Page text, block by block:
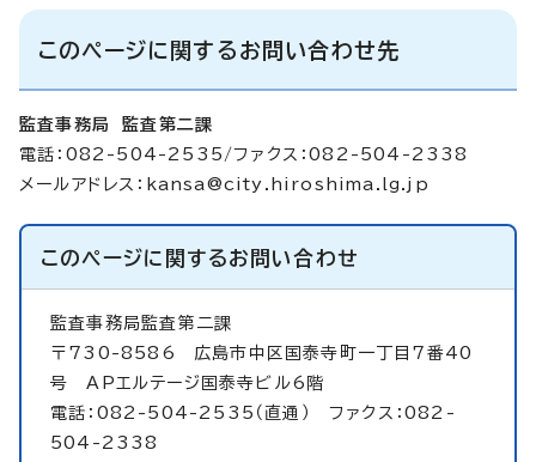
このページに関するお問い合わせ先
監査事務局 監査第二課
電話：082-504-2535/ファクス：082-504-2338
メールアドレス： kansa@city.hiroshima.lg.jp
このページに関するお問い合わせ
監査事務局監査第二課
〒730-8586 広島市中区国泰寺町一丁目7番40
号 APエルテージ国泰寺ビル6階
電話：082-504-2535（直通） ファクス：082-
504-2338